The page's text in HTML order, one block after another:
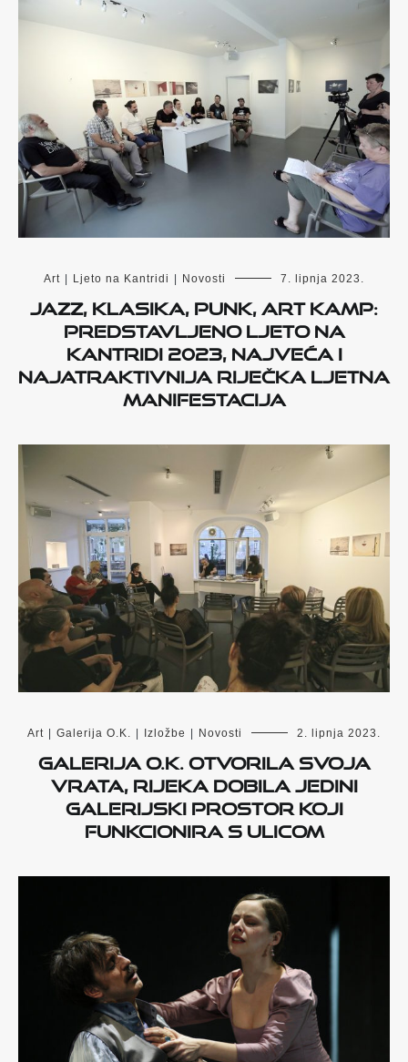
Art Ljeto na Kantridi Novosti 7. lipnja 2023.
Jazz, klasika, punk, Art Kamp:
Predstavljeno Ljeto na
Kantridi 2023, najveća i
najatraktivnija riječka ljetna
manifestacija
Art Galerija O.K. Izložbe Novosti 2. lipnja 2023.
Galerija O.K. otvorila svoja
vrata, Rijeka dobila jedini
galerijski prostor koji
funkcionira s ulicom